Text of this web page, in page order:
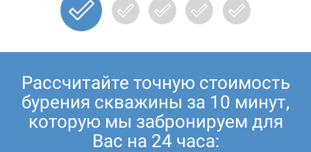
Рассчитайте точную стоимость
бурения скважины за 10 минут,
которую мы забронируем для
Вас на 24 часа: